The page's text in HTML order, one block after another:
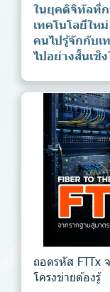
ในยุคดิจิทัลที่ก
เทคโนโลยีให
คนไปรู้จักกับเ
ไปอย่างสิ้นเชิ
ถอดรหัส FTTx
โครงข่ายต้องรู้